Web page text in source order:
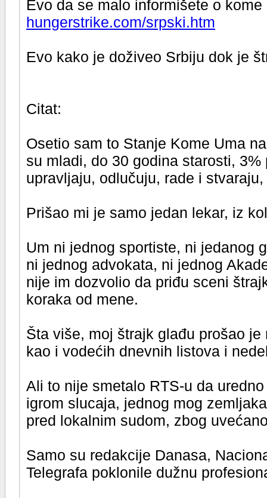
Evo da se malo informišete o
hungerstrike.com/srpski.htm
Evo kako je doživeo Srbiju dok je
Citat:
Osetio sam to Stanje Kome Uma
su mladi, do 30 godina starosti,
upravljaju, odlučuju, rade i
Prišao mi je samo jedan lekar, iz
Um ni jednog sportiste, ni jedanog
ni jednog advokata, ni jednog
nije im dozvolio da priđu sceni
koraka od mene.
Šta više, moj štrajk glađu prošao
kao i vodećih dnevnih listova i
Ali to nije smetalo RTS-u da
igrom slucaja, jednog mog
pred lokalnim sudom, zbog
Samo su redakcije Danasa,
Telegrafa poklonile dužnu